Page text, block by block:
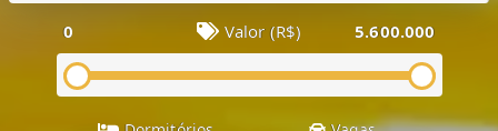
0 Valor (R$) 5.600.000